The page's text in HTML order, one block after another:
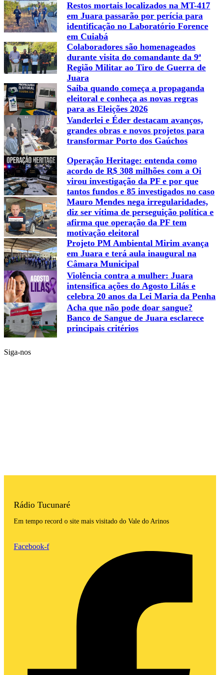
Restos mortais localizados na MT-417
em Juara passarão por perícia para
identificação no Laboratório Forence
em Cuiabá
Colaboradores são homenageados
durante visita do comandante da 9ª
Região Militar ao Tiro de Guerra de
Juara
Saiba quando começa a propaganda
eleitoral e conheça as novas regras
para as Eleições 2026
Vanderlei e Éder destacam avanços,
grandes obras e novos projetos para
transformar Porto dos Gaúchos
Operação Heritage: entenda como
acordo de R$ 308 milhões com a Oi
virou investigação da PF e por que
tantos fundos e 85 investigados no caso
Mauro Mendes nega irregularidades,
diz ser vítima de perseguição política e
afirma que operação da PF tem
motivação eleitoral
Projeto PM Ambiental Mirim avança
em Juara e terá aula inaugural na
Câmara Municipal
Violência contra a mulher: Juara
intensifica ações do Agosto Lilás e
celebra 20 anos da Lei Maria da Penha
Acha que não pode doar sangue?
Banco de Sangue de Juara esclarece
principais critérios
Siga-nos
Rádio Tucunaré
Em tempo record o site mais visitado do Vale do Arinos
Facebook-f